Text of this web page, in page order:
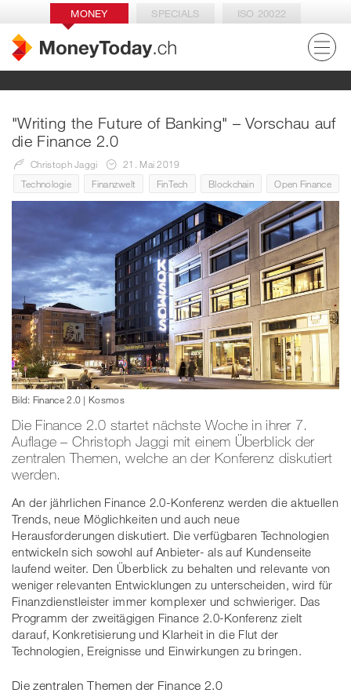
MONEY SPECIALS ISO 20022
"Writing the Future of Banking" – Vorschau auf
die Finance 2.0
Christoph Jaggi
21. Mai 2019
Technologie
Finanzwelt FinTech Blockchain Open Finance
Bild: Finance 2.0 | Kosmos
Die Finance 2.0 startet nächste Woche in ihrer 7.
Auflage – Christoph Jaggi mit einem Überblick der
zentralen Themen, welche an der Konferenz diskutiert
werden.
An der jährlichen Finance 2.0-Konferenz werden die aktuellen
Trends, neue Möglichkeiten und auch neue
Herausforderungen diskutiert. Die verfügbaren Technologien
entwickeln sich sowohl auf Anbieter- als auf Kundenseite
laufend weiter. Den Überblick zu behalten und relevante von
weniger relevanten Entwicklungen zu unterscheiden, wird für
Finanzdienstleister immer komplexer und schwieriger. Das
Programm der zweitägigen Finance 2.0-Konferenz zielt
darauf, Konkretisierung und Klarheit in die Flut der
Technologien, Ereignisse und Einwirkungen zu bringen.
Die zentralen Themen der Finance 2.0